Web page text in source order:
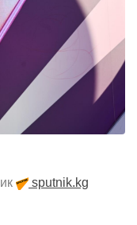
sputnik.kg